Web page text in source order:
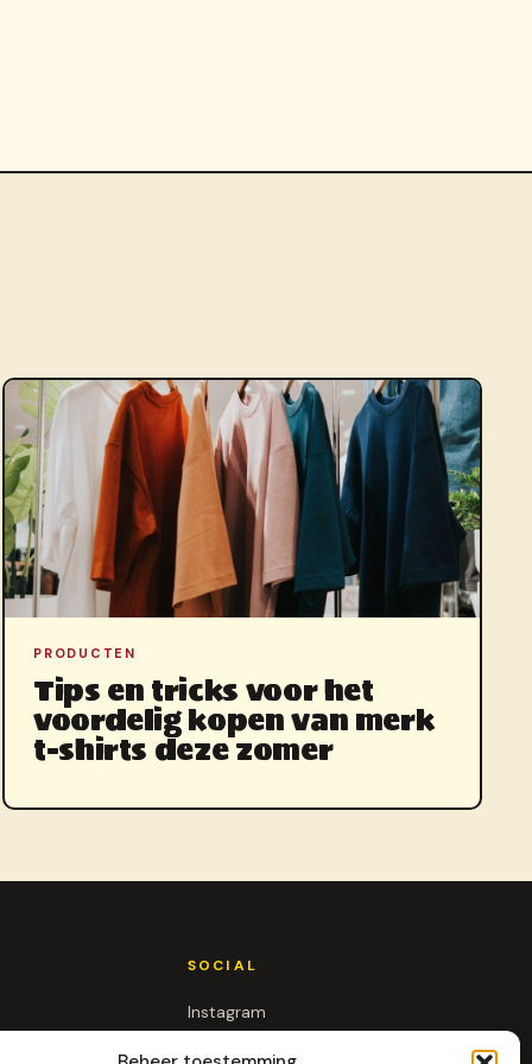
PRODUCTEN
Tips en tricks voor het
voordelig kopen van merk
t-shirts deze zomer
SOCIAL
Instagram